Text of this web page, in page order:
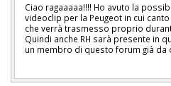
Ciao ragaaaaa!!!! Ho avuto la
videoclip per la Peugeot in cui
che verrà trasmesso proprio
Quindi anche RH sarà presente in
un membro di questo forum già da